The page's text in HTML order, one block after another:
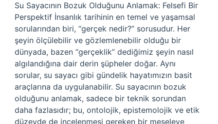
Su Sayacının Bozuk Olduğunu Anlamak: Felsefi Bir
Perspektif İnsanlık tarihinin en temel ve yaşamsal
sorularından biri, “gerçek nedir?” sorusudur. Her
şeyin ölçülebilir ve gözlemlenebilir olduğu bir
dünyada, bazen “gerçeklik” dediğimiz şeyin nasıl
algılandığına dair derin şüpheler doğar. Aynı
sorular, su sayacı gibi gündelik hayatımızın basit
araçlarına da uygulanabilir. Su sayacının bozuk
olduğunu anlamak, sadece bir teknik sorundan
daha fazlasıdır; bu, ontolojik, epistemolojik ve etik
düzeyde de incelenmesi gereken bir meseleye